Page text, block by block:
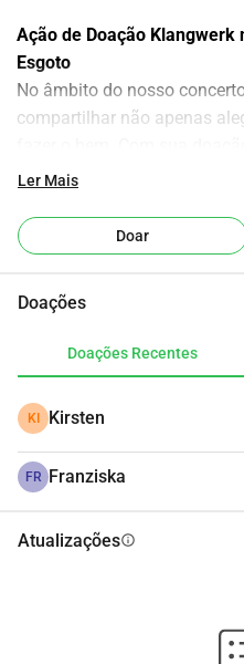
Ação de Doação Klangwerk
Esgoto
No âmbito do nosso
compartilhar não apenas
nos ajuda a realizar projetos
nossa visão comum. Muito
Para doações a partir de 50
Ler Mais
Doar
Doações
Doações Recentes
KI Kirsten
FR Franziska
Atualizaçõesinfo